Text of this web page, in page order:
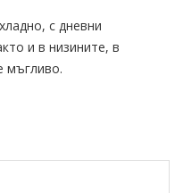
с дневни
и в низините, в
мъгливо.